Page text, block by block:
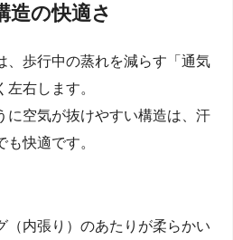
造の快適さ
、歩行中の蒸れを減らす「通気
右します。
に空気が抜けやすい構造は、汗
快適です。
（内張り）のあたりが柔らかい